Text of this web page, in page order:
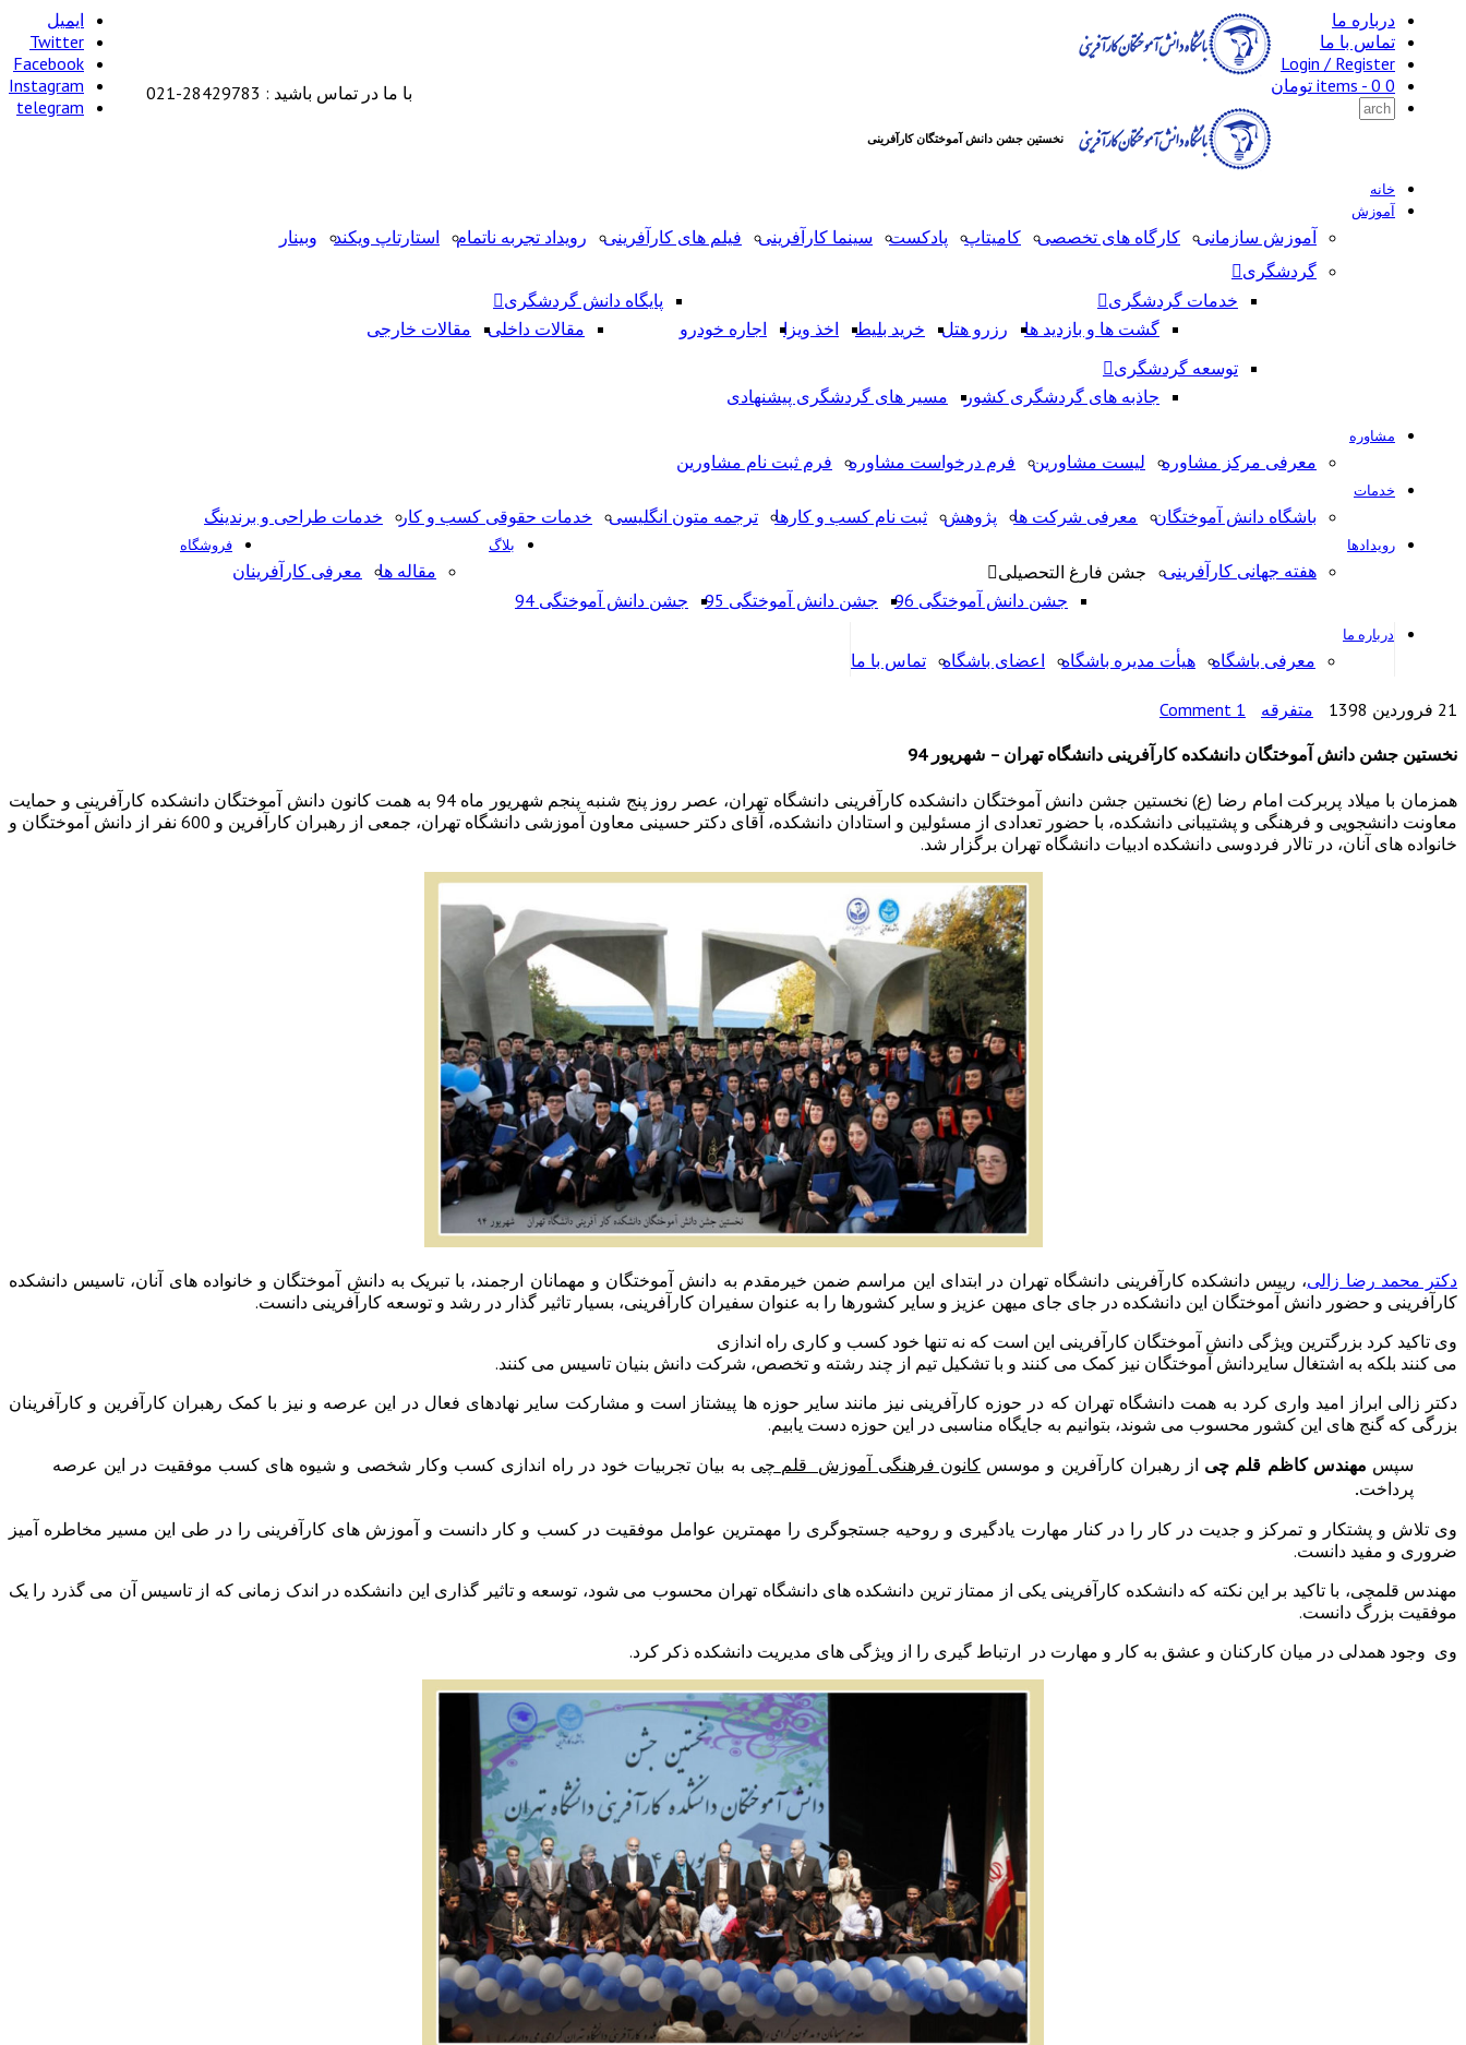
درباره ما
تماس با ما
Login / Register
0 items -
0 تومان
ایمیل
Twitter
Facebook
Instagram
telegram
با ما در تماس باشید : 28429783-021
خانه
آموزش
آموزش سازمانی کارگاه های تخصصی کامیتاپ پادکست سینما کارآفرینی فیلم های کارآفرینی رویداد تجربه ناتمام استارتاپ ویکند
وبینار
گردشگری
خدمات گردشگری
گشت ها و بازدید ها
رزرو هتل خرید بلیط اخذ ویزا اجاره خودرو
پایگاه دانش گردشگری
مقالات داخلی
مقالات خارجی
توسعه گردشگری
جاذبه های گردشگری کشور
مسیر های گردشگری پیشنهادی
مشاوره
معرفی مرکز مشاوره لیست مشاورین فرم درخواست مشاوره فرم ثبت نام مشاورین
خدمات
باشگاه دانش آموختگان معرفی شرکت ها پژوهش ثبت نام کسب و کارها ترجمه متون انگلیسی خدمات حقوقی کسب و کار خدمات طراحی و برندینگ
رویدادها
هفته جهانی کارآفرینی
جشن فارغ التحصیلی
جشن دانش آموختگی 96
جشن دانش آموختگی 95 جشن دانش آموختگی 94
بلاگ
مقاله ها معرفی کارآفرینان
فروشگاه
درباره ما
معرفی باشگاه هیأت مدیره باشگاه اعضای باشگاه تماس با ما
نخستین جشن دانش آموختگان کارآفرینی
21 فروردین 1398 متفرقه 1 Comment
نخستین جشن دانش آموختگان دانشکده کارآفرینی دانشگاه تهران – شهریور 94
همزمان با میلاد پربرکت امام رضا (ع) نخستین جشن دانش آموختگان دانشکده کارآفرینی دانشگاه تهران، عصر روز پنج شنبه پنجم شهریور ماه 94 به همت کانون دانش آموختگان دانشکده کارآفرینی و حمایت
معاونت دانشجویی و فرهنگی و پشتیبانی دانشکده، با حضور تعدادی از مسئولین و استادان دانشکده، آقای دکتر حسینی معاون آموزشی دانشگاه تهران، جمعی از رهبران کارآفرین و 600 نفر از دانش آموختگان و
خانواده های آنان، در تالار فردوسی دانشکده ادبیات دانشگاه تهران برگزار شد.
دکتر محمد رضا زالی، رییس دانشکده کارآفرینی دانشگاه تهران در ابتدای این مراسم ضمن خيرمقدم به دانش آموختگان و مهمانان ارجمند، با تبریک به دانش آموختگان و خانواده های آنان، تاسیس دانشکده
کارآفرینی و حضور دانش آموختگان این دانشکده در جای جای میهن عزیز و سایر کشورها را به عنوان سفیران کارآفرینی، بسیار تاثیر گذار در رشد و توسعه کارآفرینی دانست.
وی تاکید کرد بزرگترین ویژگی دانش آموختگان کارآفرینی این است که نه تنها خود کسب و کاری راه اندازی
می کنند بلکه به اشتغال سایردانش آموختگان نیز کمک می کنند و با تشکیل تیم از چند رشته و تخصص، شرکت دانش بنیان تاسیس می کنند.
دکتر زالی ابراز امید واری کرد به همت دانشگاه تهران که در حوزه کارآفرینی نیز مانند سایر حوزه ها پیشتاز است و مشارکت سایر نهادهای فعال در این عرصه و نیز با کمک رهبران کارآفرین و کارآفرینان
بزرگی که گنج های این کشور محسوب می شوند، بتوانیم به جایگاه مناسبی در این حوزه دست یابیم.
سپس مهندس کاظم قلم چی از رهبران کارآفرین و موسسکانون فرهنگی آموزش قلم چی به بیان تجربیات خود در راه اندازی کسب وکار شخصی و شیوه های کسب موفقیت در این عرصه
پرداخت.
وی تلاش و پشتکار و تمرکز و جدیت در کار را در کنار مهارت یادگیری و روحیه جستجوگری را مهمترین عوامل موفقیت در کسب و کار دانست و آموزش های کارآفرینی را در طی این مسیر مخاطره آمیز
ضروری و مفید دانست.
مهندس قلمچی، با تاکید بر این نکته که دانشکده کارآفرینی یکی از ممتاز ترین دانشکده های دانشگاه تهران محسوب می شود، توسعه و تاثیر گذاری این دانشکده در اندک زمانی که از تاسیس آن می گذرد را یک
موفقیت بزرگ دانست.
وی وجود همدلی در میان کارکنان و عشق به کار و مهارت در ارتباط گیری را از ویژگی های مدیریت دانشکده ذکر کرد.